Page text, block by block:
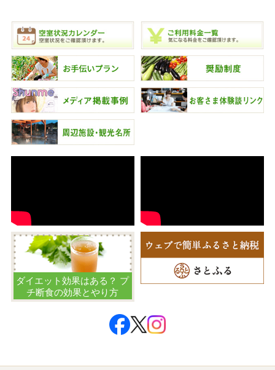
ダイエット効果はある？ プ
チ断食の効果とやり方